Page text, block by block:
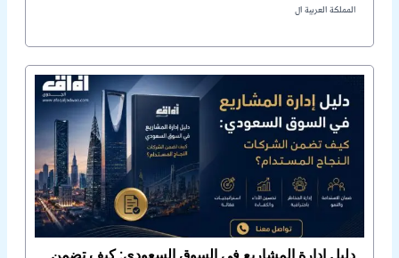
المملكة العربية ال